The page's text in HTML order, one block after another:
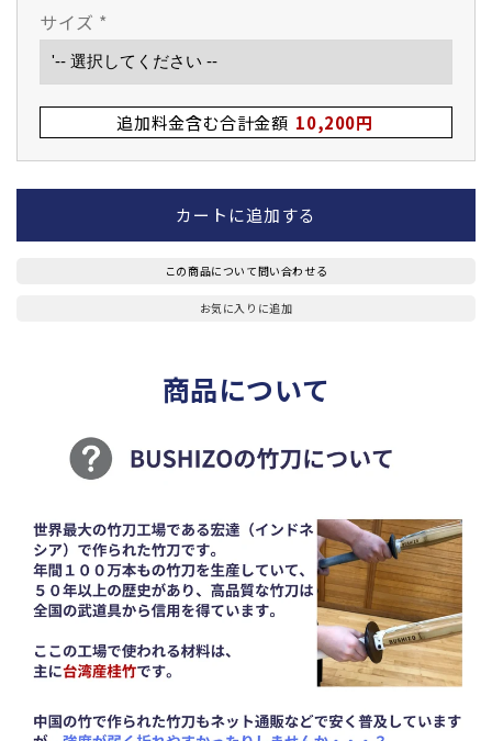
完
成
品
『小
判
型』
用)
3
セ
ッ
ト
SSP
ー
の
成
『小
判
型』
仕
37
サ
(中
学
用)
セ
ッ
ト
SSP
の
サイズ *
追加料金含む合計金額 10,200円
カートに追加する
この商品について問い合わせる
お気に入りに追加
商品について